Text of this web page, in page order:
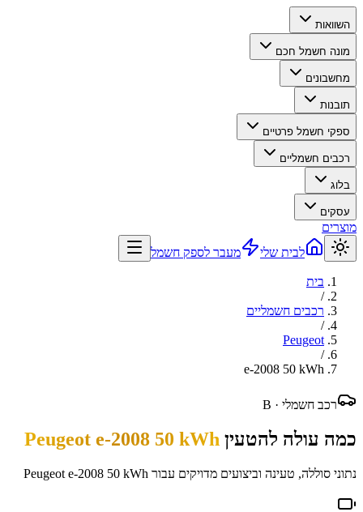
השוואות
מונה חשמל חכם
מחשבונים
תובנות
ספקי חשמל פרטיים
רכבים חשמליים
בלוג
עסקים
מוצרים
לבית שלי
מעבר לספק חשמל
בית
/
רכבים חשמליים
/
Peugeot
/
e-2008 50 kWh
רכב חשמלי · B
כמה עולה להטעין Peugeot e-2008 50 kWh
נתוני סוללה, טעינה וביצועים מדויקים עבור Peugeot e-2008 50 kWh